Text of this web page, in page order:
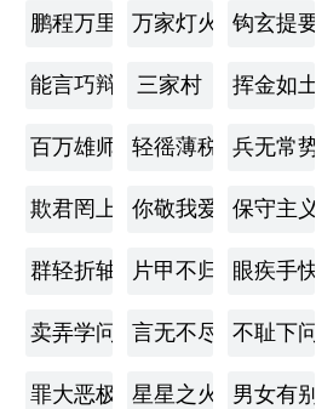
鹏程万里 万家灯火 钩玄提要
能言巧辩 三家村 挥金如土
百万雄师 轻徭薄税 兵无常势
欺君罔上 你敬我爱 保守主义
群轻折轴 片甲不归 眼疾手快
卖弄学问 言无不尽 不耻下问
罪大恶极 星星之火 男女有别